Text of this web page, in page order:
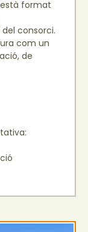
format
consorci.
com un
de